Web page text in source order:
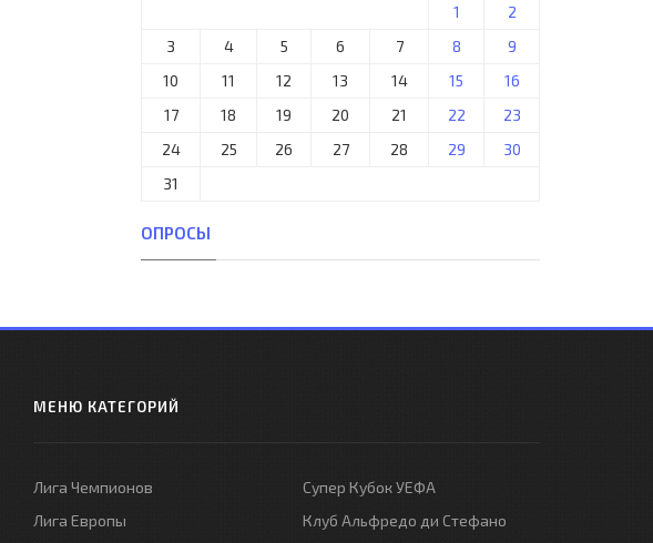
1
2
3
4 5 6 7 8
9
10
11 12 13 14 15
16
17
18 19 20 21 22
23
24
25 26 27 28 29
30
31
ОПРОСЫ
МЕНЮ КАТЕГОРИЙ
Лига Чемпионов
Лига Европы
Супер Кубок УЕФА
Клуб Альфредо ди Стефано